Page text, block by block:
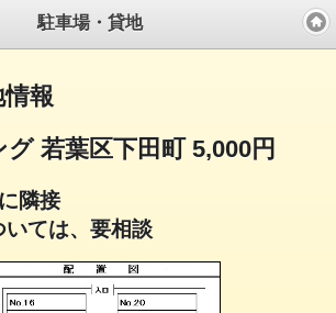
駐車場・貸地
報
若葉区下田町 5,000円
隣接
ては、要相談